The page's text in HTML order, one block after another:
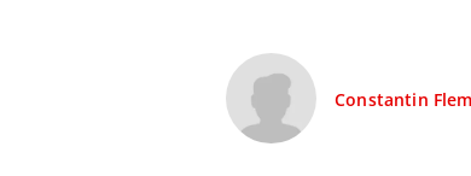
Constantin